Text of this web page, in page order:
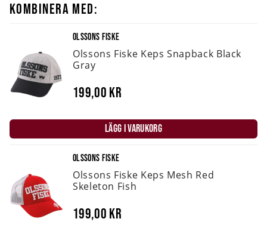
KOMBINERA MED:
OLSSONS FISKE
Olssons Fiske Keps Snapback Black
Gray
199,00 kr
LÄGG I VARUKORG
OLSSONS FISKE
Olssons Fiske Keps Mesh Red
Skeleton Fish
199,00 kr